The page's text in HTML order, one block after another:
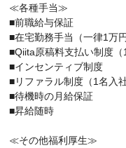
≪各種手当≫
■前職給与保証
■在宅勤務手当（一律1万円
■Qiita原稿料支払い制度（
■インセンティブ制度
■リファラル制度（1名入
■待機時の月給保証
■昇給随時
≪その他福利厚生≫